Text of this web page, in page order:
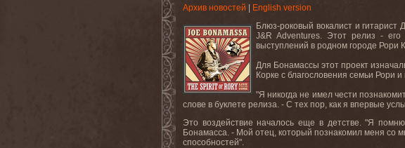
Архив новостей
English version
Блюз-роковый вокалист и
J&R Adventures. Этот релиз -
выступлений в родном городе Рори
Для Бонамассы этот проект
Корке с благословения семьи Рори
"Я никогда не имел чести
слове в буклете релиза. - С тех пор, как я впервые
Это воздействие началось еще в детстве. "Я
Бонамасса. - Мой отец, который познакомил меня со
способностей".